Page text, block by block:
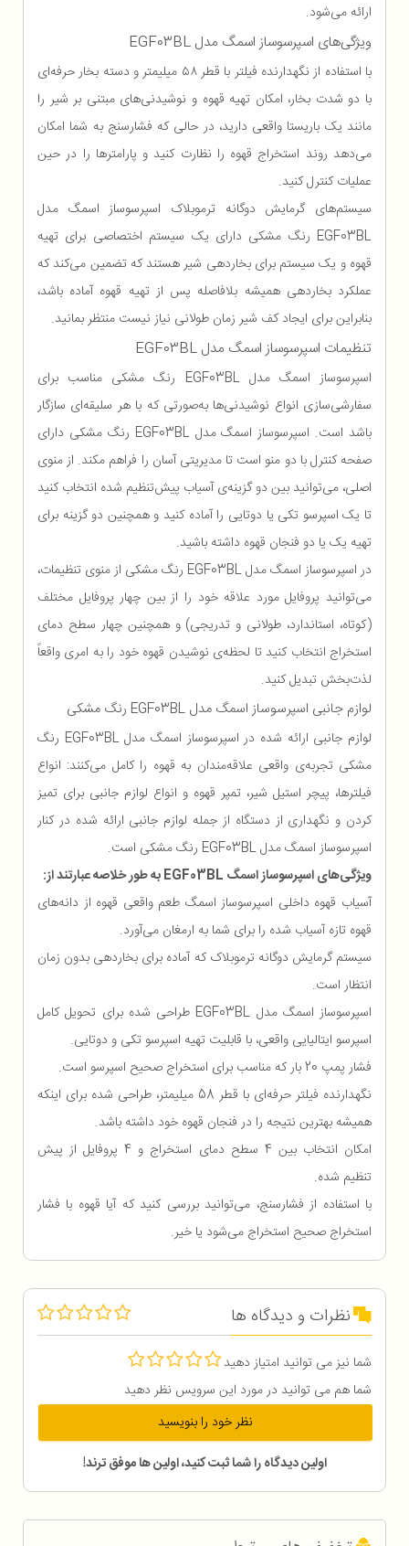
ارائه می‌شود.
ویژگی‌های اسپرسوساز اسمگ مدل EGF03BL
با استفاده از نگهدارنده فیلتر با قطر ۵۸ میلیمتر و دسته بخار حرفه‌ای
با دو شدت بخار، امکان تهیه قهوه و نوشیدنی‌های مبتنی بر شیر را
مانند یک باریستا واقعی دارید، در حالی که فشارسنج به شما امکان
می‌دهد روند استخراج قهوه را نظارت کنید و پارامترها را در حین
عملیات کنترل کنید.
سیستم‌های گرمایش دوگانه ترموبلاک اسپرسوساز اسمگ مدل
EGF03BL رنگ مشکی دارای یک سیستم اختصاصی برای تهیه
قهوه و یک سیستم برای بخاردهی شیر هستند که تضمین می‌کند که
عملکرد بخاردهی همیشه بلافاصله پس از تهیه قهوه آماده باشد،
بنابراین برای ایجاد کف شیر زمان طولانی نیاز نیست منتظر بمانید.
تنظیمات اسپرسوساز اسمگ مدل EGF03BL
اسپرسوساز اسمگ مدل EGF03BL رنگ مشکی مناسب برای
سفارشی‌سازی انواع نوشیدنی‌ها به‌صورتی که با هر سلیقه‌ای سازگار
باشد است. اسپرسوساز اسمگ مدل EGF03BL رنگ مشکی دارای
صفحه کنترل با دو منو است تا مدیریتی آسان را فراهم مکند. از منوی
اصلی، می‌توانید بین دو گزینه‌ی آسیاب پیش‌تنظیم شده انتخاب کنید
تا یک اسپرسو تکی یا دوتایی را آماده کنید و همچنین دو گزینه برای
تهیه یک یا دو فنجان قهوه داشته باشید.
در اسپرسوساز اسمگ مدل EGF03BL رنگ مشکی از منوی تنظیمات،
می‌توانید پروفایل مورد علاقه خود را از بین چهار پروفایل مختلف
(کوتاه، استاندارد، طولانی و تدریجی) و همچنین چهار سطح دمای
استخراج انتخاب کنید تا لحظه‌ی نوشیدن قهوه خود را به امری واقعاً
لذت‌بخش تبدیل کنید.
لوازم جانبی اسپرسوساز اسمگ مدل EGF03BL رنگ مشکی
لوازم جانبی ارائه شده در اسپرسوساز اسمگ مدل EGF03BL رنگ
مشکی تجربه‌ی واقعی علاقه‌مندان به قهوه را کامل می‌کنند: انواع
فیلترها، پیچر استیل شیر، تمپر قهوه و انواع لوازم جانبی برای تمیز
کردن و نگهداری از دستگاه از جمله لوازم جانبی ارائه شده در کنار
اسپرسوساز اسمگ مدل EGF03BL رنگ مشکی است.
ویژگی‌های اسپرسوساز اسمگ EGF03BL
به طور خلاصه عبارتند از:
آسیاب قهوه داخلی اسپرسوساز اسمگ طعم واقعی قهوه از دانه‌های
قهوه تازه آسیاب شده را برای شما به ارمغان می‌آورد.
سیستم گرمایش دوگانه ترموبلاک که آماده برای بخاردهی بدون زمان
انتظار است.
اسپرسوساز اسمگ مدل EGF03BL طراحی شده برای تحویل کامل
اسپرسو ایتالیایی واقعی، با قابلیت تهیه اسپرسو تکی و دوتایی.
فشار پمپ 20 بار که مناسب برای استخراج صحیح اسپرسو است.
نگهدارنده فیلتر حرفه‌ای با قطر 58 میلیمتر، طراحی شده برای اینکه
همیشه بهترین نتیجه را در فنجان قهوه خود داشته باشد.
امکان انتخاب بین 4 سطح دمای استخراج و 4 پروفایل از پیش
تنظیم شده.
با استفاده از فشارسنج، می‌توانید بررسی کنید که آیا قهوه با فشار
استخراج صحیح استخراج می‌شود یا خیر.
نظرات و دیدگاه ها
شما نیز می توانید امتیاز دهید
شما هم می توانید در مورد این سرویس نظر دهید
نظر خود را بنویسید
اولین دیدگاه را شما ثبت کنید، اولین ها موفق ترند!